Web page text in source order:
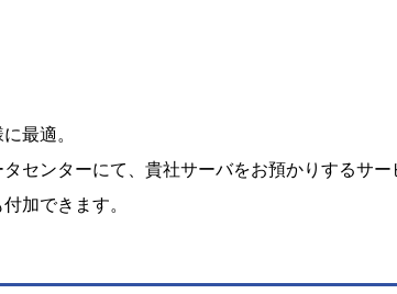
最適。
センターにて、貴社サーバをお預かりするサー
加できます。